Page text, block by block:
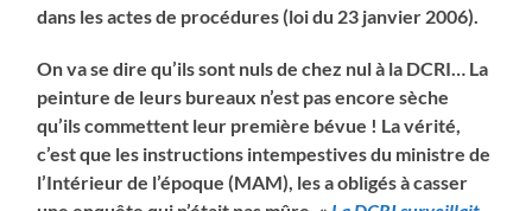
dans les actes de procédures (loi du 23 janvier 2006).
On va se dire qu’ils sont nuls de chez nul à la DCRI… La
peinture de leurs bureaux n’est pas encore sèche
qu’ils commettent leur première bévue ! La vérité,
c’est que les instructions intempestives du ministre de
l’Intérieur de l’époque (MAM), les a obligés à casser